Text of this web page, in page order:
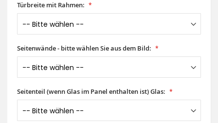
Türbreite mit Rahmen:
Seitenwände - bitte wählen Sie aus dem Bild:
Seitenteil (wenn Glas im Panel enthalten ist) Glas: